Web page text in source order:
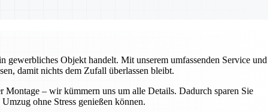
Objekt handelt. Mit unserem umfassenden Service und
damit nichts dem Zufall überlassen bleibt.
Montage – wir kümmern uns um alle Details. Dadurch sparen Sie
ohne Stress genießen können.